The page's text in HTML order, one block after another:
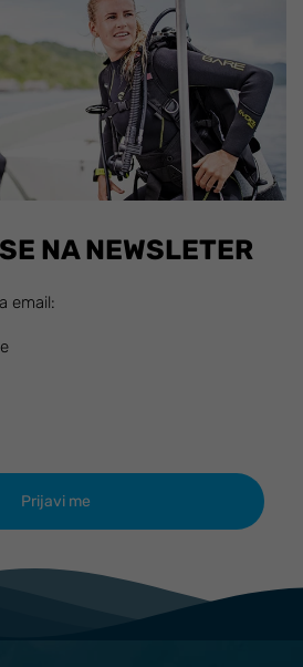
NA NEWSLETER
email: